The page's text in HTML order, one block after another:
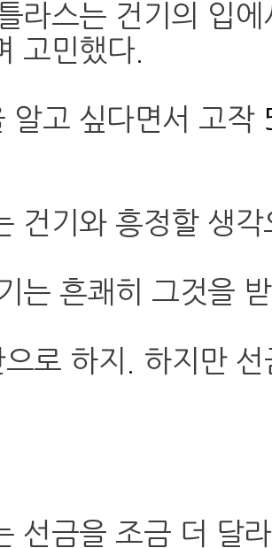
라스는 건기의 입
고민했다.
알고 싶다면서 고작
건기와 흥정할 생
는 흔쾌히 그것을
로 하지
하지만
선금을 조금 더 달